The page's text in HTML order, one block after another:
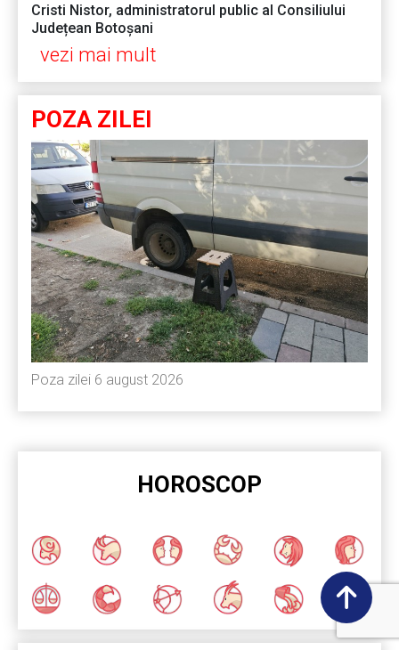
Cristi Nistor, administratorul public al Consiliului
Județean Botoșani
vezi mai mult
POZA ZILEI
Poza zilei 6 august 2026
HOROSCOP